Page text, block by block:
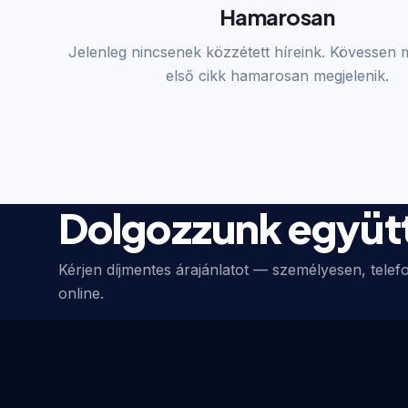
Hamarosan
Jelenleg nincsenek közzétett híreink. Kövessen
első cikk hamarosan megjelenik.
Dolgozzunk
Kérjen díjmentes árajánlatot — személyesen,
online.